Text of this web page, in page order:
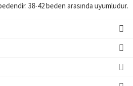
38-42 beden arasında uyumludur.